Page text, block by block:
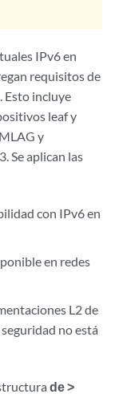
IPv6 en
requisitos de
Esto incluye
leaf y
y
Se aplican las
con IPv6 en
en redes
L2 de
no está
de >